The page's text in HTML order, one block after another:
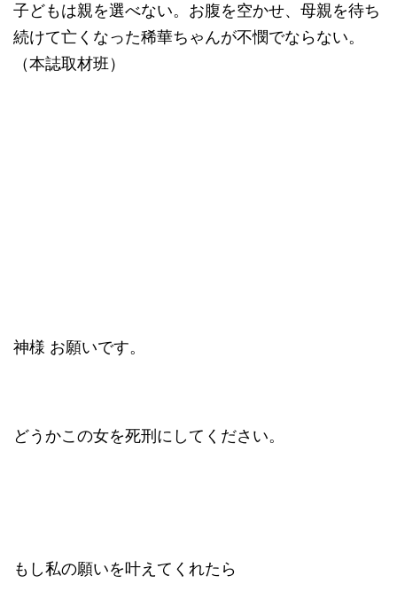
子どもは親を選べない。お腹を空かせ、母親を待ち
続けて亡くなった稀華ちゃんが不憫でならない。
（本誌取材班）
神様 お願いです。
どうかこの女を死刑にしてください。
もし私の願いを叶えてくれたら